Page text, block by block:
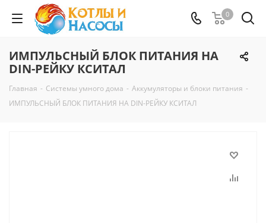
0
ИМПУЛЬСНЫЙ БЛОК ПИТАНИЯ НА
DIN-РЕЙКУ КСИТАЛ
Главная - Системы умного дома - Аккумуляторы и блоки питания -
ИМПУЛЬСНЫЙ БЛОК ПИТАНИЯ НА DIN-РЕЙКУ КСИТАЛ